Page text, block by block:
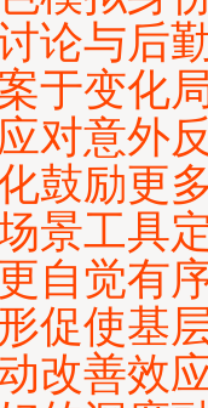
论与后
于变化
对意外
鼓励更
景工具
自觉有
促使基
改善效